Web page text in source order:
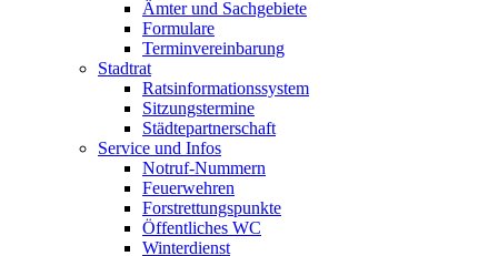
Ämter und Sachgebiete
Formulare
Terminvereinbarung
Stadtrat
Ratsinformationssystem
Sitzungstermine
Städtepartnerschaft
Service und Infos
Notruf-Nummern
Feuerwehren
Forstrettungspunkte
Öffentliches WC
Winterdienst